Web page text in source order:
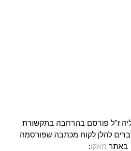
ז"ל פורסם בהרחבה בתקשורת
להלן לקוח מכתבה שפורסמה
באתר מאקו: